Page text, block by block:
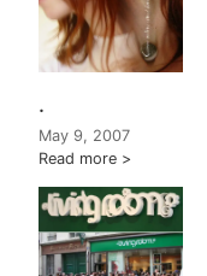
.
May 9, 2007
Read more